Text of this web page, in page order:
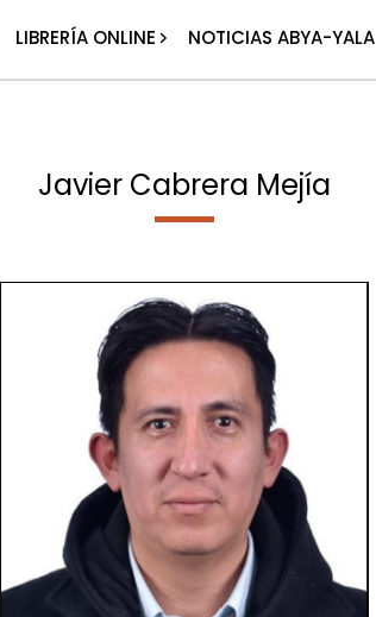
LIBRERÍA ONLINE NOTICIAS ABYA-YALA
Javier Cabrera Mejía